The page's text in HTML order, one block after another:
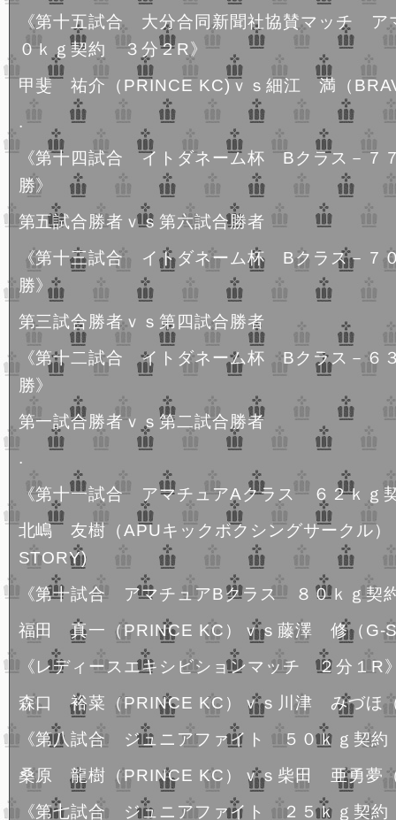
《第十五試合 大分合同新聞社協賛マッチ
０ｋｇ契約 ３分２R》
甲斐 祐介（PRINCE KC)ｖｓ細江 満（
.
《第十四試合 イトダネーム杯 Bクラス－７
勝》
第五試合勝者ｖｓ第六試合勝者
《第十三試合 イトダネーム杯 Bクラス－７
勝》
第三試合勝者ｖｓ第四試合勝者
《第十二試合 イトダネーム杯 Bクラス－６
勝》
第一試合勝者ｖｓ第二試合勝者
.
《第十一試合 アマチュアAクラス ６２ｋｇ
北嶋 友樹（APUキックボクシングサークル
STORY)
《第十試合 アマチュアBクラス ８０ｋｇ契
福田 真一（PRINCE KC）ｖｓ藤澤 修（G-
《レディースエキシビションマッチ ２分１R
森口 裕菜（PRINCE KC）ｖｓ川津 みづほ
《第八試合 ジュニアファイト ５０ｋｇ契
桑原 龍樹（PRINCE KC）ｖｓ柴田 亜勇夢
《第七試合 ジュニアファイト ２５ｋｇ契